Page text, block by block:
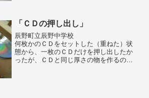
方に移すことができ、スムーズな動きを
実現することができた。
「ＣＤの押し出し」
辰野町立辰野中学校
何枚かのＣＤをセットした（重ねた）状
態から、一枚のＣＤだけを押し出したか
ったが、ＣＤと同じ厚さの物を作るのが